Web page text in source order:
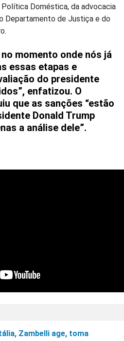
Política Doméstica, da advocacia
Departamento de Justiça e do
momento onde nós já
essas etapas e
do presidente
enfatizou. O
que as sanções “estão
Donald Trump
a análise dele”.
Zambelli age, toma